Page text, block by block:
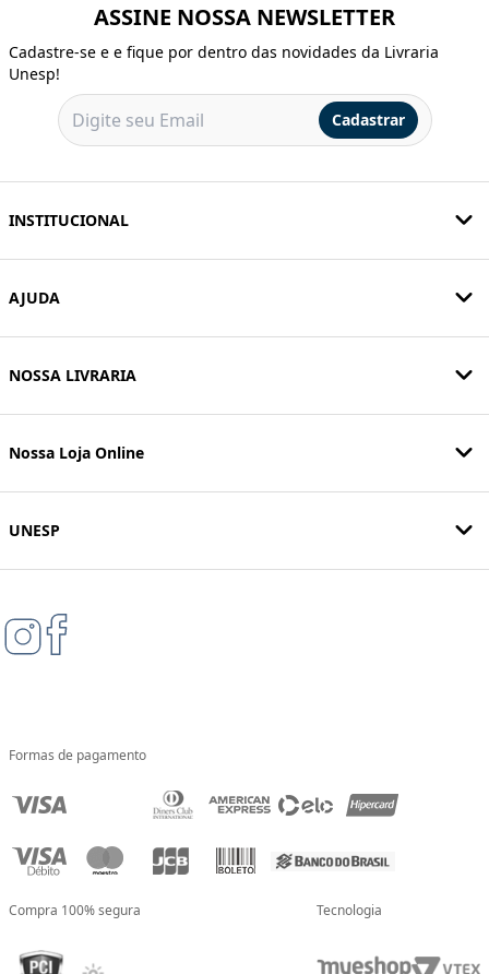
ASSINE NOSSA NEWSLETTER
Cadastre-se e e fique por dentro das novidades da Livraria
Unesp!
Cadastrar
INSTITUCIONAL
AJUDA
NOSSA LIVRARIA
Nossa Loja Online
UNESP
Formas de pagamento
Compra 100% segura Tecnologia